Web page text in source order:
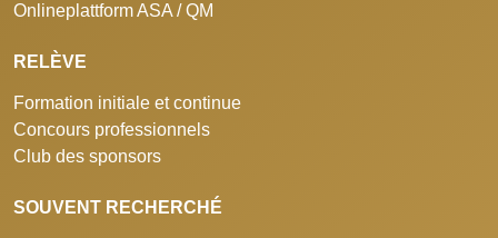
Onlineplattform ASA / QM
RELÈVE
Formation initiale et continue
Concours professionnels
Club des sponsors
SOUVENT RECHERCHÉ